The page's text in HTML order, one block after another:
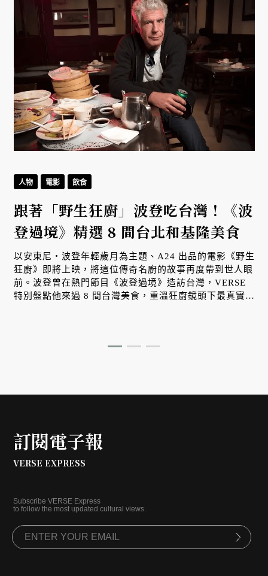
人物 電影 飲食
跟著「野生狂廚」波登吃台灣！《波
登過境》精選 8 間台北和基隆美食
以安東尼・波登年輕歲月為主題、A24 出品的電影《野生
狂廚》即將上映，將這位傳奇名廚的故事再度帶到世人眼
前。波登曾在熱門節目《波登過境》造訪台灣，VERSE
特別盤點他來過 8 間台灣美食，重溫狂廚鏡頭下最真實、
訂閱電子報
VERSE EXPRESS
Subscribe VERSE Express
to follow the most updated cultural views.